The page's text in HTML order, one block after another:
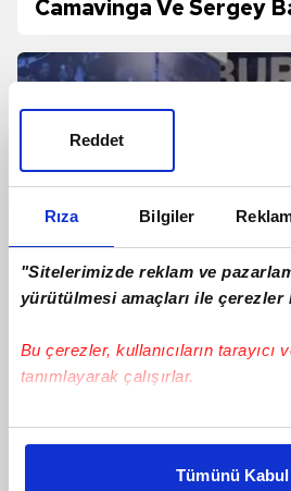
Rıza Bilgiler
"Sitelerimizde reklam ve
yürütülmesi amaçları ile çerezler
Bu çerezler, kullanıcıların tarayıcı
tanımlayarak çalışırlar.
Bu çerezlere izin vermeniz halinde
daha iyi reklam deneyimiTümünü
Reddet
Camavinga Ve Sergey
Jayden